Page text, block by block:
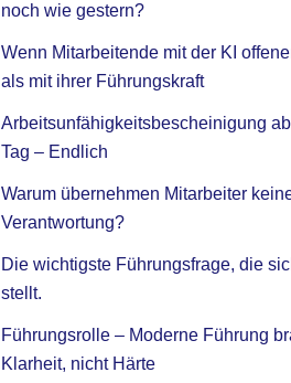
noch wie gestern?
Wenn Mitarbeitende mit der KI
als mit ihrer Führungskraft
Arbeitsunfähigkeitsbescheinigung
Tag – Endlich
Warum übernehmen Mitarbeiter
Verantwortung?
Die wichtigste Führungsfrage, die
stellt.
Führungsrolle – Moderne Führung
Klarheit, nicht Härte